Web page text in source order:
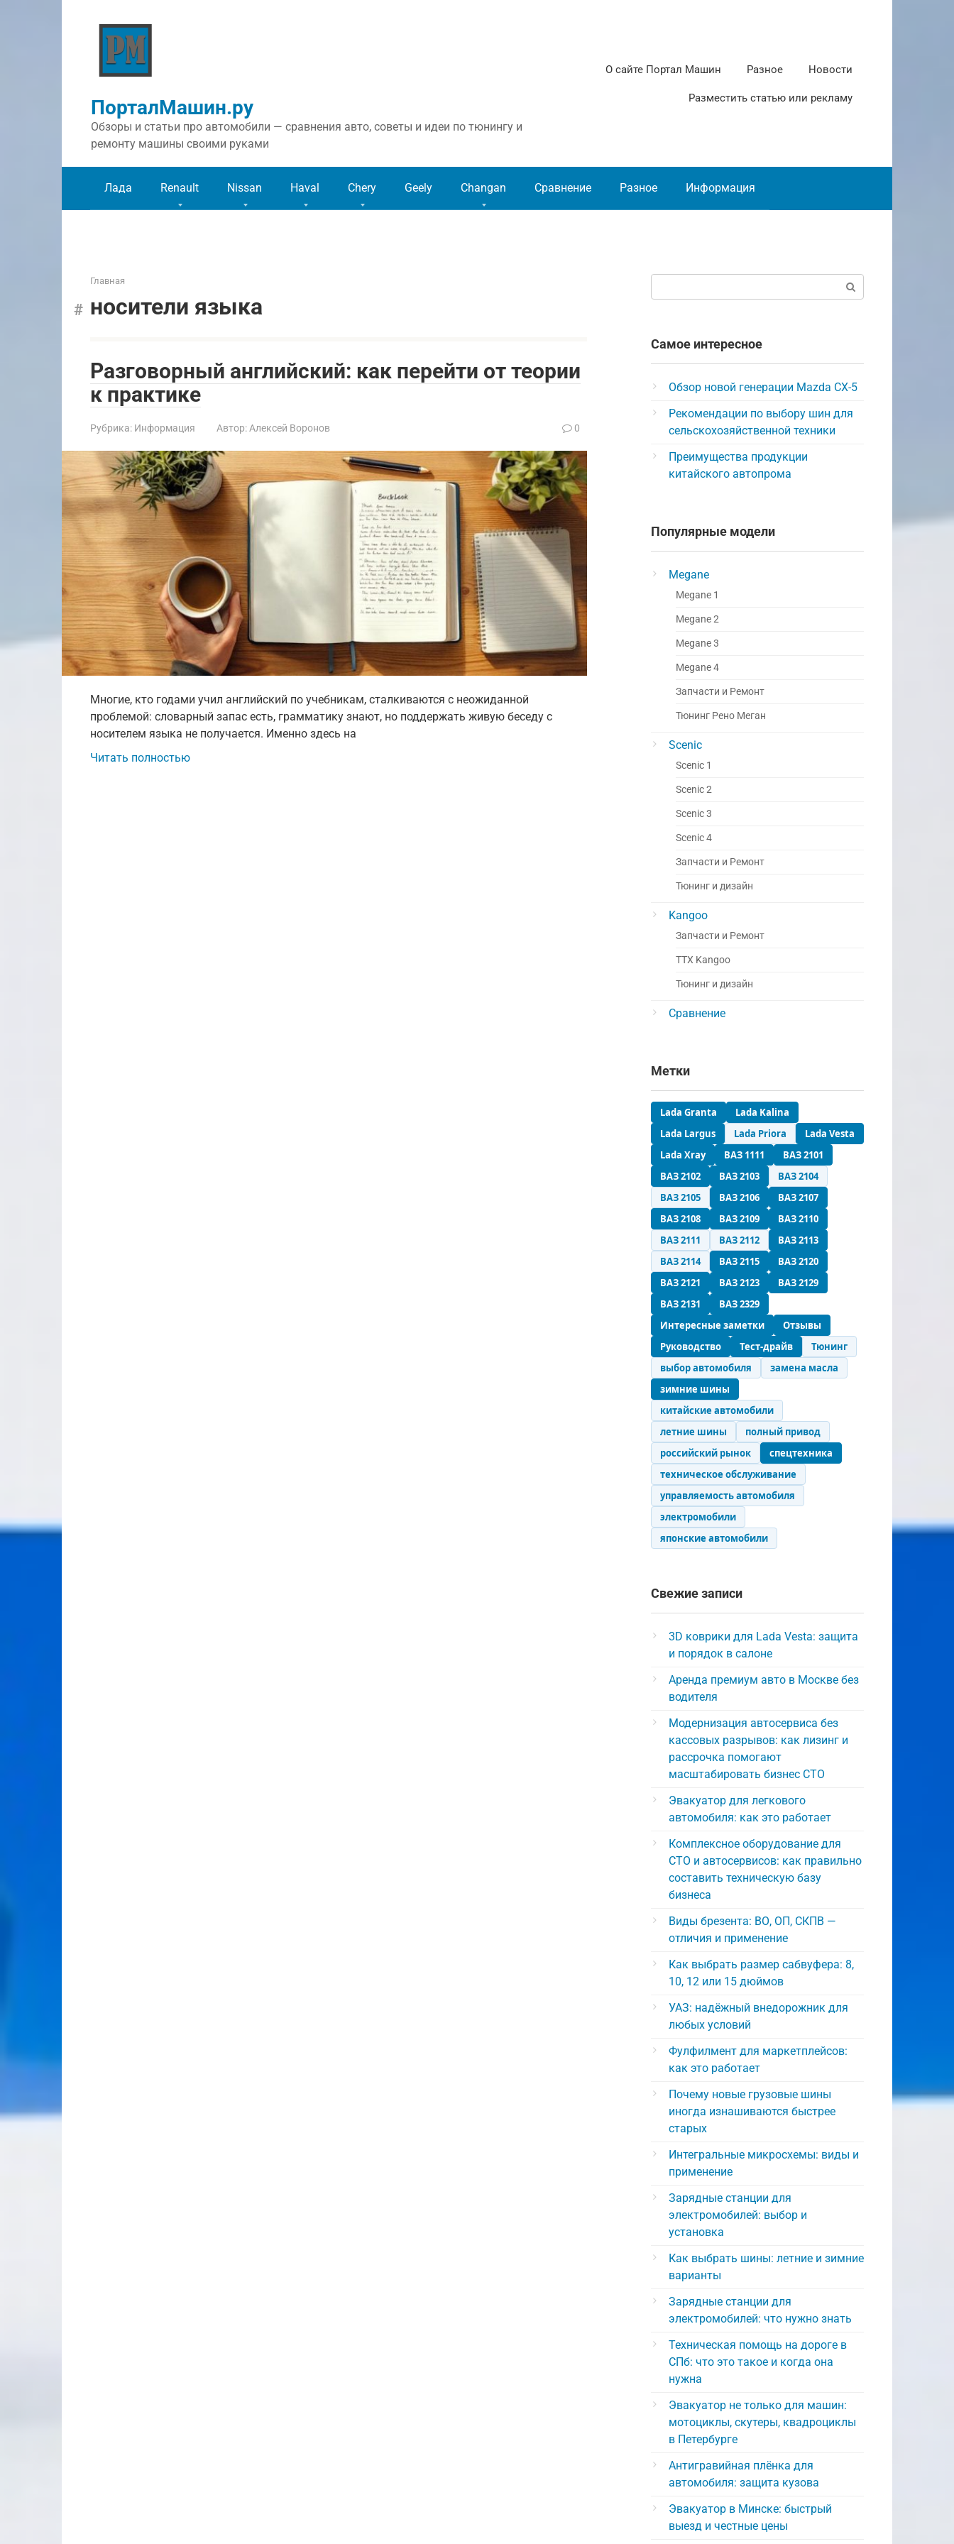
ПорталМашин.ру
Обзоры и статьи про автомобили — сравнения авто, советы и идеи по тюнингу и
ремонту машины своими руками
О сайте Портал Машин Разное Новости
Разместить статью или рекламу
Лада Renault Nissan Haval Chery Geely Changan Сравнение Разное Информация
Главная
носители языка
Разговорный английский: как перейти от теории
к практике
Рубрика: Информация Автор: Алексей Воронов 0
Многие, кто годами учил английский по учебникам, сталкиваются с неожиданной
проблемой: словарный запас есть, грамматику знают, но поддержать живую беседу с
носителем языка не получается. Именно здесь на
Читать полностью
Самое интересное
Обзор новой генерации Mazda CX-5
Рекомендации по выбору шин для
сельскохозяйственной техники
Преимущества продукции
китайского автопрома
Популярные модели
Megane
Megane 1
Megane 2
Megane 3
Megane 4
Запчасти и Ремонт
Тюнинг Рено Меган
Scenic
Scenic 1
Scenic 2
Scenic 3
Scenic 4
Запчасти и Ремонт
Тюнинг и дизайн
Kangoo
Запчасти и Ремонт
ТТХ Kangoo
Тюнинг и дизайн
Сравнение
Метки
Lada Granta
Lada Kalina
Lada Largus
Lada Priora
Lada Vesta
Lada Xray
ВАЗ 1111
ВАЗ 2101
ВАЗ 2102
ВАЗ 2103
ВАЗ 2104
ВАЗ 2105
ВАЗ 2106
ВАЗ 2107
ВАЗ 2108
ВАЗ 2109
ВАЗ 2110
ВАЗ 2111
ВАЗ 2112
ВАЗ 2113
ВАЗ 2114
ВАЗ 2115
ВАЗ 2120
ВАЗ 2121
ВАЗ 2123
ВАЗ 2129
ВАЗ 2131
ВАЗ 2329
Интересные заметки
Отзывы
Руководство
Тест-драйв
Тюнинг
выбор автомобиля
замена масла
зимние шины
китайские автомобили
летние шины
полный привод
российский рынок
спецтехника
техническое обслуживание
управляемость автомобиля
электромобили
японские автомобили
Свежие записи
3D коврики для Lada Vesta: защита
и порядок в салоне
Аренда премиум авто в Москве без
водителя
Модернизация автосервиса без
кассовых разрывов: как лизинг и
рассрочка помогают
масштабировать бизнес СТО
Эвакуатор для легкового
автомобиля: как это работает
Комплексное оборудование для
СТО и автосервисов: как правильно
составить техническую базу
бизнеса
Виды брезента: ВО, ОП, СКПВ —
отличия и применение
Как выбрать размер сабвуфера: 8,
10, 12 или 15 дюймов
УАЗ: надёжный внедорожник для
любых условий
Фулфилмент для маркетплейсов:
как это работает
Почему новые грузовые шины
иногда изнашиваются быстрее
старых
Интегральные микросхемы: виды и
применение
Зарядные станции для
электромобилей: выбор и
установка
Как выбрать шины: летние и зимние
варианты
Зарядные станции для
электромобилей: что нужно знать
Техническая помощь на дороге в
СПб: что это такое и когда она
нужна
Эвакуатор не только для машин:
мотоциклы, скутеры, квадроциклы
в Петербурге
Антигравийная плёнка для
автомобиля: защита кузова
Эвакуатор в Минске: быстрый
выезд и честные цены